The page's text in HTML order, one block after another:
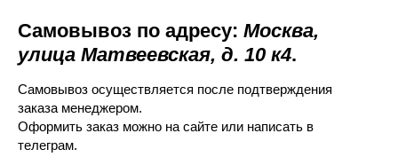
Самовывоз по адресу: Москва,
улица Матвеевская, д. 10 к4.
Самовывоз осуществляется после подтверждения
заказа менеджером.
Оформить заказ можно на сайте или написать в
телеграм.